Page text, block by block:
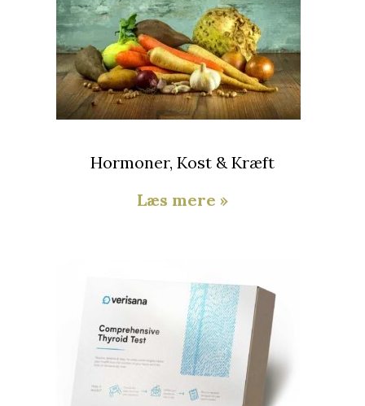
Hormoner, Kost & Kræft
Læs mere »